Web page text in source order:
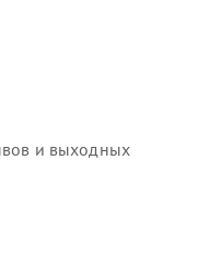
и выходных